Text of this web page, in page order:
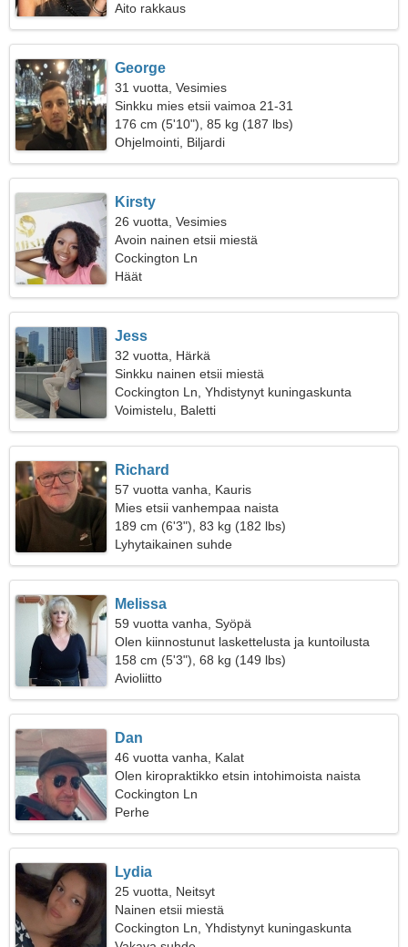
Aito rakkaus
George
31 vuotta, Vesimies
Sinkku mies etsii vaimoa 21-31
176 cm (5'10"), 85 kg (187 lbs)
Ohjelmointi, Biljardi
Kirsty
26 vuotta, Vesimies
Avoin nainen etsii miestä
Cockington Ln
Häät
Jess
32 vuotta, Härkä
Sinkku nainen etsii miestä
Cockington Ln, Yhdistynyt kuningaskunta
Voimistelu, Baletti
Richard
57 vuotta vanha, Kauris
Mies etsii vanhempaa naista
189 cm (6'3"), 83 kg (182 lbs)
Lyhytaikainen suhde
Melissa
59 vuotta vanha, Syöpä
Olen kiinnostunut laskettelusta ja kuntoilusta
158 cm (5'3"), 68 kg (149 lbs)
Avioliitto
Dan
46 vuotta vanha, Kalat
Olen kiropraktikko etsin intohimoista naista
Cockington Ln
Perhe
Lydia
25 vuotta, Neitsyt
Nainen etsii miestä
Cockington Ln, Yhdistynyt kuningaskunta